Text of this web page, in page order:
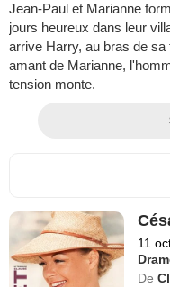
Jean-Paul et Marianne
jours heureux dans leur
arrive Harry, au bras de sa
amant de Marianne,
tension monte.
11
De